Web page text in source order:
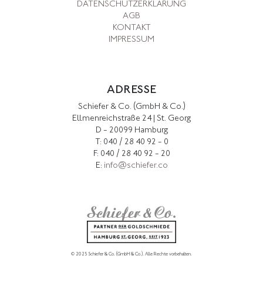
DATENSCHUTZERKLÄRUNG
AGB
KONTAKT
IMPRESSUM
ADRESSE
Schiefer & Co. (GmbH & Co.)
Ellmenreichstraße 24 | St. Georg
D - 20099 Hamburg
T: 040 / 28 40 92 - 0
F: 040 / 28 40 92 - 20
E: info@schiefer.co
© 2025 Schiefer & Co. (GmbH & Co.). Alle Rechte vorbehalten.